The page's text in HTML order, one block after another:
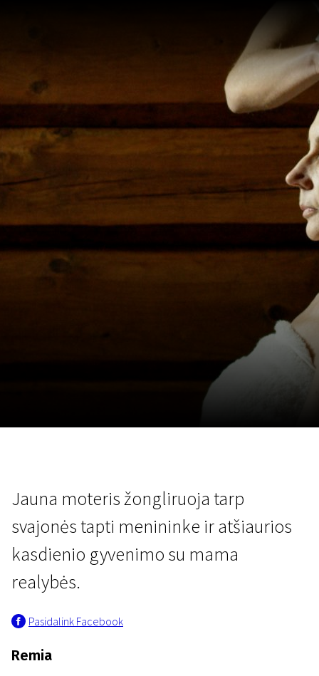
Jauna moteris žongliruoja tarp
svajonės tapti menininke ir atšiaurios
kasdienio gyvenimo su mama
realybės.
Pasidalink Facebook
Remia